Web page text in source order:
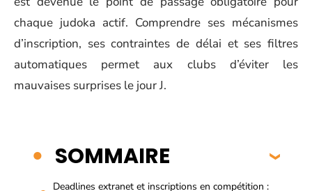
chaque judoka actif. Comprendre ses mécanismes
d’inscription, ses contraintes de délai et ses filtres
automatiques permet aux clubs d’éviter les
mauvaises surprises le jour J.
SOMMAIRE
Deadlines extranet et inscriptions en compétition :